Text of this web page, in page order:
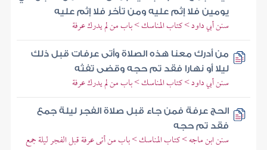
يومين فلا إثم عليه ومن تأخر فلا إثم عليه
سنن أبي داود > كتاب المناسك > باب من لم يدرك عرفة
من أدرك معنا هذه الصلاة وأتى عرفات قبل ذلك
ليلا أو نهارا فقد تم حجه وقضى تفثه
سنن أبي داود > كتاب المناسك > باب من لم يدرك عرفة
الحج عرفة فمن جاء قبل صلاة الفجر ليلة جمع
فقد تم حجه
سنن ابن ماجه > كتاب المناسك > باب من أتى عرفة قبل الفجر ليلة جمع